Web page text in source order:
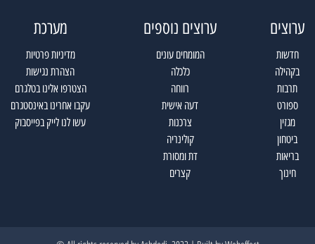
ערוצים
חדשות
בקהילה
תרבות
ספורט
מגזין
ביטחון
בריאות
חינוך
ערוצים נוספים
המומחים עונים
כלכלה
רווחה
דעה אישית
צרכנות
קולינריה
דת ומסורת
קצרים
מערכת
מדיניות פרטיות
הצהרת נגישות
הצטרפו אלינו בטלגרם
עקבו אחרינו באינסטגרם
עשו לנו לייק בפייסבוק